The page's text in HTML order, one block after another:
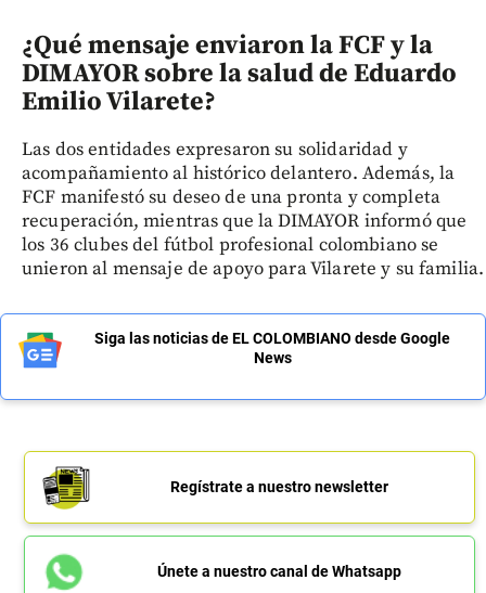
¿Qué mensaje enviaron la FCF y la
DIMAYOR sobre la salud de Eduardo
Emilio Vilarete?
Las dos entidades expresaron su solidaridad y
acompañamiento al histórico delantero. Además, la
FCF manifestó su deseo de una pronta y completa
recuperación, mientras que la DIMAYOR informó que
los 36 clubes del fútbol profesional colombiano se
unieron al mensaje de apoyo para Vilarete y su familia.
Siga las noticias de EL COLOMBIANO desde Google
News
Regístrate a nuestro newsletter
Únete a nuestro canal de Whatsapp